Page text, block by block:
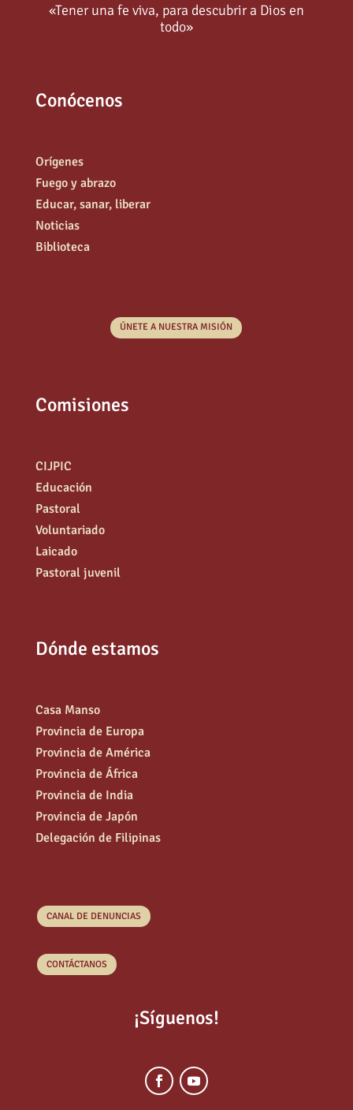
«Tener una fe viva, para descubrir a Dios en
todo»
Conócenos
Orígenes
Fuego y abrazo
Educar, sanar, liberar
Noticias
Biblioteca
ÚNETE A NUESTRA MISIÓN
Comisiones
CIJPIC
Educación
Pastoral
Voluntariado
Laicado
Pastoral juvenil
Dónde estamos
Casa Manso
Provincia de Europa
Provincia de América
Provincia de África
Provincia de India
Provincia de Japón
Delegación de Filipinas
CANAL DE DENUNCIAS
CONTÁCTANOS
¡Síguenos!